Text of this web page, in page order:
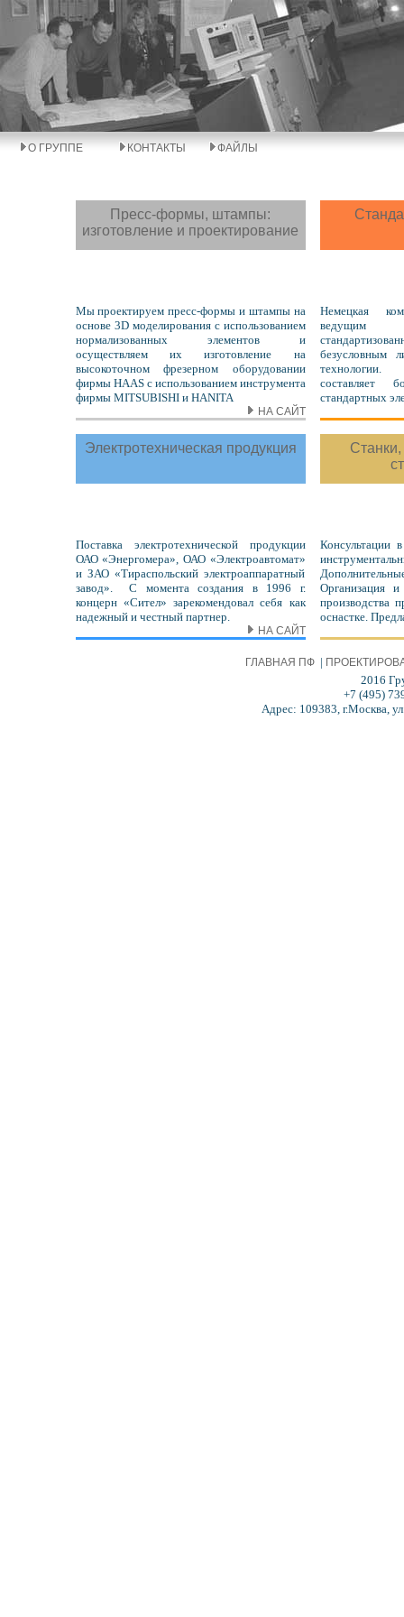
О ГРУППЕ КОНТАКТЫ ФАЙЛЫ
Пресс-формы, штампы:
изготовление и проектирование
Мы проектируем пресс-формы и штампы на
основе 3D моделирования с использованием
нормализованных элементов и
осуществляем их изготовление на
высокоточном фрезерном оборудовании
фирмы HAAS с использованием инструмента
фирмы MITSUBISHI и HANITA
Немецкая
ведущим
безусловным
технологии.
составляет
стандартных
НА САЙТ
Электротехническая продукция
Поставка электротехнической продукции
ОАО «Энергомера», ОАО «Электроавтомат»
и ЗАО «Тираспольский электроаппаратный
завод». С момента создания в 1996 г.
концерн «Сител» зарекомендовал себя как
надежный и честный партнер.
Консультации
Организация
производства
оснастке.
НА САЙТ
ГЛАВНАЯ ПФ |
2016
+7 (495)
Адрес: 109383, г.Москва,